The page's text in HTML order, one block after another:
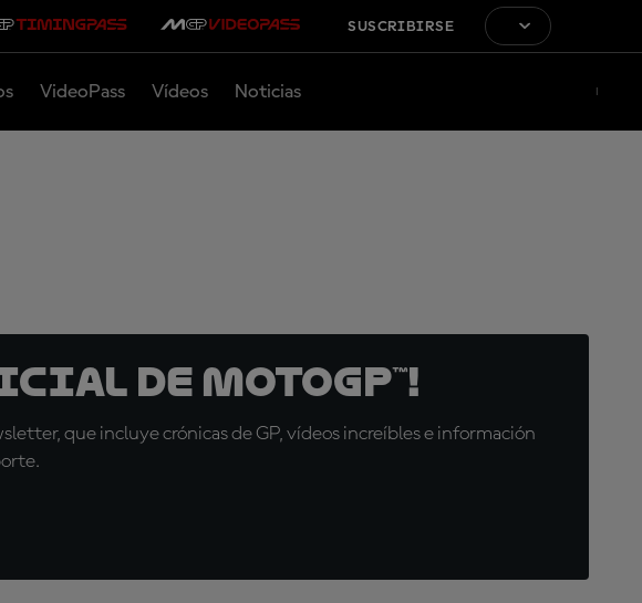
SUSCRIBIRSE
VideoPass Vídeos Noticias
de MotoGP™!
que incluye crónicas de GP, vídeos increíbles e información